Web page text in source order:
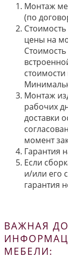
Монтаж
(по
цены на
стоимости
Монтаж
рабочих
доставки
момент
Гарантия
Если
и/или его
гарантия
ВАЖНАЯ
МЕБЕЛИ: